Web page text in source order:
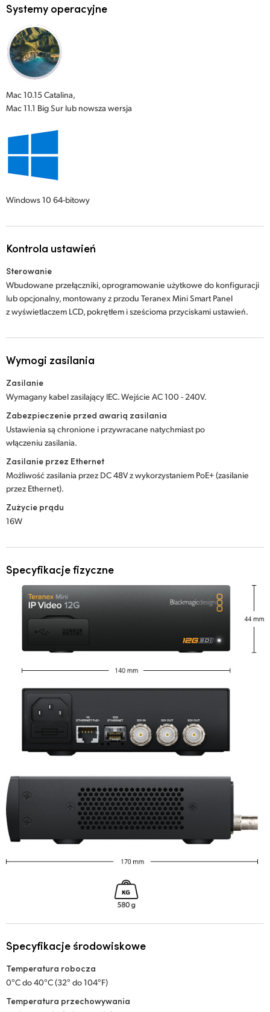
Systemy operacyjne
Mac 10.15 Catalina,
Mac 11.1 Big Sur lub nowsza wersja
Windows 10 64-bitowy
Kontrola ustawień
Sterowanie
Wbudowane przełączniki, oprogramowanie użytkowe do konfiguracji
lub opcjonalny, montowany z przodu Teranex Mini Smart Panel
z wyświetlaczem LCD, pokrętłem i sześcioma przyciskami ustawień.
Wymogi zasilania
Zasilanie
Wymagany kabel zasilający IEC. Wejście AC 100 - 240V.
Zabezpieczenie przed awarią zasilania
Ustawienia są chronione i przywracane natychmiast po
włączeniu zasilania.
Zasilanie przez Ethernet
Możliwość zasilania przez DC 48V z wykorzystaniem PoE+ (zasilanie
przez Ethernet).
Zużycie prądu
16W
Specyfikacje fizyczne
Specyfikacje środowiskowe
Temperatura robocza
0°C do 40°C (32° do 104°F)
Temperatura przechowywania